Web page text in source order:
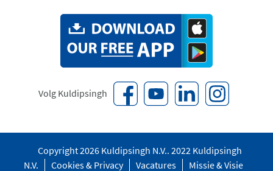
Volg Kuldipsingh
Copyright 2026 Kuldipsingh N.V.. 2022 Kuldipsingh
N.V.
Cookies & Privacy Vacatures Missie & Visie